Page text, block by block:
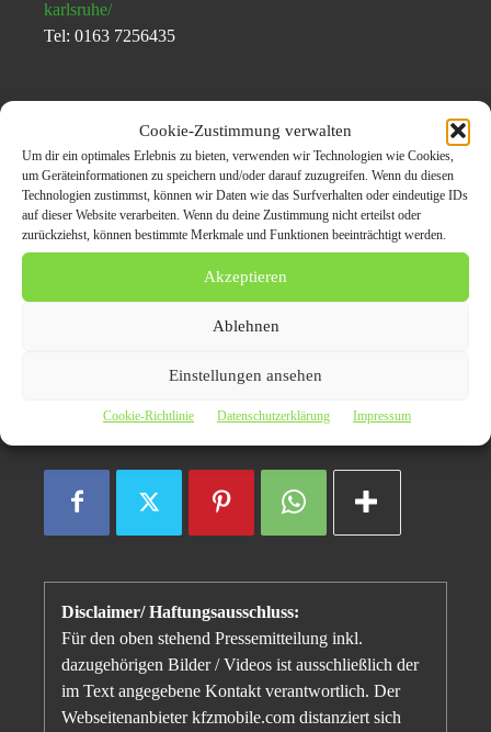
Cookie-Zustimmung verwalten
Um dir ein optimales Erlebnis zu bieten, verwenden wir Technologien wie Cookies,
um Geräteinformationen zu speichern und/oder darauf zuzugreifen. Wenn du diesen
Technologien zustimmst, können wir Daten wie das Surfverhalten oder eindeutige IDs
auf dieser Website verarbeiten. Wenn du deine Zustimmung nicht erteilst oder
zurückziehst, können bestimmte Merkmale und Funktionen beeinträchtigt werden.
Akzeptieren
Ablehnen
Einstellungen ansehen
Cookie-Richtlinie Datenschutzerklärung Impressum
karlsruhe/
Tel: 0163 7256435
Schneller und
vertrauenswürdiger
Autoankauf in Karlsruhe
Autoankauf Karlsruhe
autoankauf-tom Karlsruhe
Disclaimer/ Haftungsausschluss:
Für den oben stehend Pressemitteilung inkl.
dazugehörigen Bilder / Videos ist ausschließlich der
im Text angegebene Kontakt verantwortlich. Der
Webseitenanbieter kfzmobile.com distanziert sich